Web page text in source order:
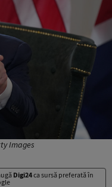
Images
Digi24ca sursă preferată în